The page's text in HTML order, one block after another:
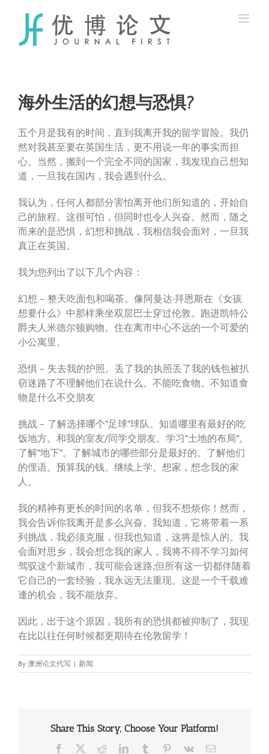
content
海外生活的幻想与恐惧?
五个月是我有的时间，直到我离开我的留学冒险。我仍
然对我甚至要在英国生活，更不用说一年的事实而担
心。当然，搬到一个完全不同的国家，我发现自己想知
道，一旦我在国内，我会遇到什么。
我认为，任何人都部分害怕离开他们所知道的，开始自
己的旅程。这很可怕，但同时也令人兴奋。然而，随之
而来的是恐惧，幻想和挑战，我相信我会面对，一旦我
真正在英国。
我为您列出了以下几个内容：
幻想 – 整天吃面包和喝茶。像阿曼达·拜恩斯在《女孩
想要什么》中那样乘坐双层巴士穿过伦敦。跑进凯特公
爵夫人米德尔顿购物。住在离市中心不远的一个可爱的
小公寓里。
恐惧 – 失去我的护照。丢了我的执照丢了我的钱包被扒
窃迷路了不理解他们在说什么。不能吃食物。不知道食
物是什么不交朋友
挑战 – 了解选择哪个”足球”球队。知道哪里有最好的吃
饭地方。和我的室友/同学交朋友。学习”土地的布局”。
了解”地下”。了解城市的哪些部分是最好的。了解他们
的俚语。预算我的钱。继续上学。想家，想念我的家
人。
我的精神有更长的时间的名单，但我不想烦你！然而，
我会告诉你我离开是多么兴奋。我知道，它将带着一系
列挑战，我必须克服，但我也知道，这将是惊人的。我
会面对思乡，我会想念我的家人，我将不得不学习如何
驾驭这个新城市，我可能会迷路;但所有这一切都伴随着
它自己的一套经验，我永远无法重现。这是一个千载难
逢的机会，我不能放弃。
因此，出于这个原因，我所有的恐惧都被抑制了，我现
在比以往任何时候都更期待在伦敦留学！
By 澳洲论文代写 | 新闻
Share This Story, Choose Your Platform!
Facebook RedditLinkedInTumblr Pinterest
Vk Email